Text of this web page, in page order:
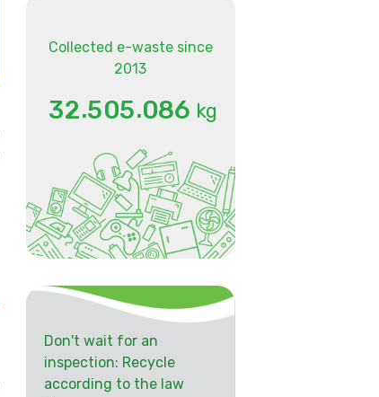
Collected e-waste since
2013
32.505.086 kg
Don't wait for an
inspection: Recycle
according to the law